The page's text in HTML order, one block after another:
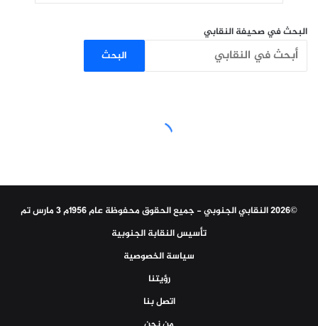
البحث في صحيفة النقابي
البحث
©2026 النقابي الجنوبي - جميع الحقوق محفوظة عام 1956م 3 مارس تم
تأسيس النقابة الجنوبية
سياسة الخصوصية
رؤيتنا
اتصل بنا